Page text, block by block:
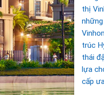
thị
trúc
thái
lựa
cấp